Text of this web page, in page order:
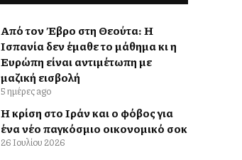
Από τον Έβρο στη Θεούτα: Η
Ισπανία δεν έμαθε το μάθημα κι η
Ευρώπη είναι αντιμέτωπη με
μαζική εισβολή
5 ημέρες ago
Η κρίση στο Ιράν και ο φόβος για
ένα νέο παγκόσμιο οικονομικό σοκ
26 Ιουλίου 2026